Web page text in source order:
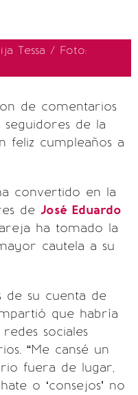
Tessa / Foto:
de comentarios
de la
feliz cumpleaños a
convertido en la
de José Eduardo
ha tomado la
cautela a su
de su cuenta de
que habría
sociales
“Me cansé un
fuera de lugar,
o ‘consejos’ no